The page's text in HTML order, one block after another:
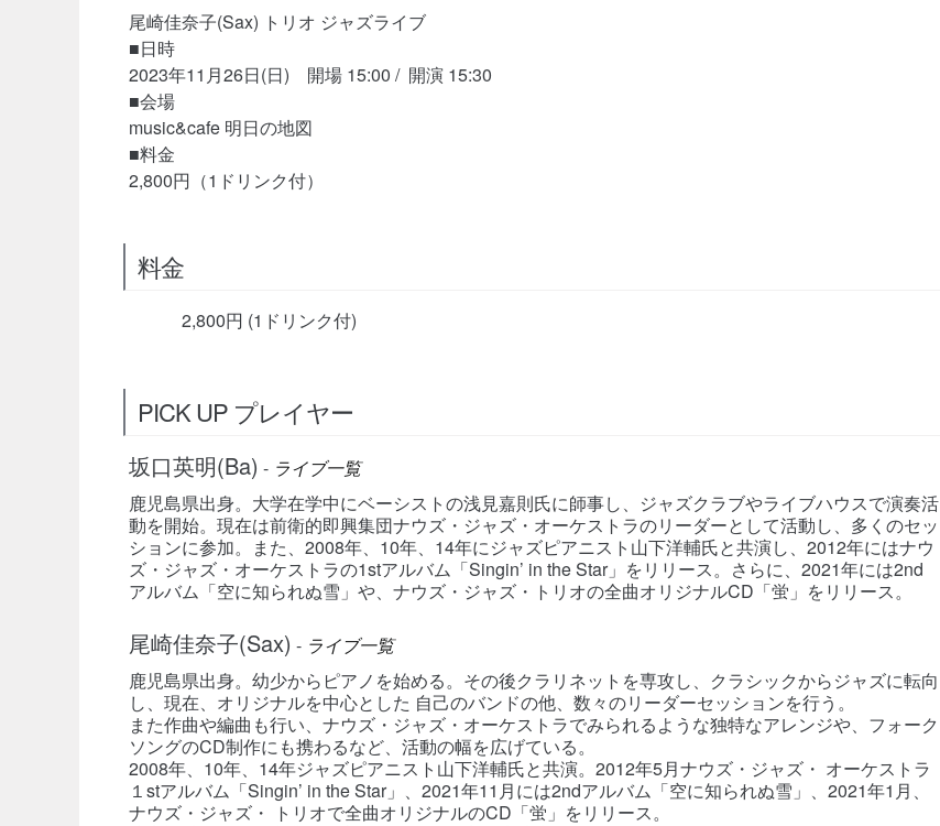
尾崎佳奈子(Sax) トリオ ジャズライブ
■日時
2023年11月26日(日) 開場 15:00 / 開演 15:30
■会場
music&cafe 明日の地図
■料金
2,800円（1ドリンク付）
料金
2,800円 (1ドリンク付)
PICK UP プレイヤー
坂口英明(Ba) - ライブ一覧
鹿児島県出身。大学在学中にベーシストの浅見嘉則氏に師事し、ジャズクラブやライブハウスで演奏活
動を開始。現在は前衛的即興集団ナウズ・ジャズ・オーケストラのリーダーとして活動し、多くのセッ
ションに参加。また、2008年、10年、14年にジャズピアニスト山下洋輔氏と共演し、2012年にはナウ
ズ・ジャズ・オーケストラの1stアルバム「Singin’ in the Star」をリリース。さらに、2021年には2nd
アルバム「空に知られぬ雪」や、ナウズ・ジャズ・トリオの全曲オリジナルCD「蛍」をリリース。
尾崎佳奈子(Sax) - ライブ一覧
鹿児島県出身。幼少からピアノを始める。その後クラリネットを専攻し、クラシックからジャズに転向
し、現在、オリジナルを中心とした 自己のバンドの他、数々のリーダーセッションを行う。
また作曲や編曲も行い、ナウズ・ジャズ・オーケストラでみられるような独特なアレンジや、フォーク
ソングのCD制作にも携わるなど、活動の幅を広げている。
2008年、10年、14年ジャズピアニスト山下洋輔氏と共演。2012年5月ナウズ・ジャズ・ オーケストラ
１stアルバム「Singin’ in the Star」、2021年11月には2ndアルバム「空に知られぬ雪」、2021年1月、
ナウズ・ジャズ・ トリオで全曲オリジナルのCD「蛍」をリリース。